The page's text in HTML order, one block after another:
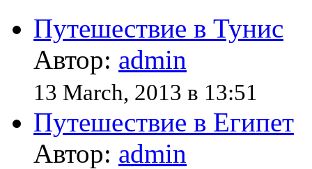
Путешествие в Тунис
Автор: admin
13 March, 2013 в 13:51
Путешествие в Египет
Автор: admin